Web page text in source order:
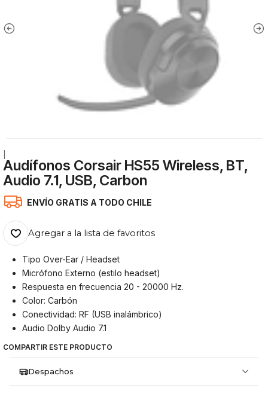
Audífonos Corsair HS55 Wireless, BT,
Audio 7.1, USB, Carbon
ENVÍO GRATIS A TODO CHILE
Agregar a la lista de favoritos
Tipo Over-Ear / Headset
Micrófono Externo (estilo headset)
Respuesta en frecuencia 20 - 20000 Hz.
Color: Carbón
Conectividad: RF (USB inalámbrico)
Audio Dolby Audio 7.1
COMPARTIR ESTE PRODUCTO
Despachos